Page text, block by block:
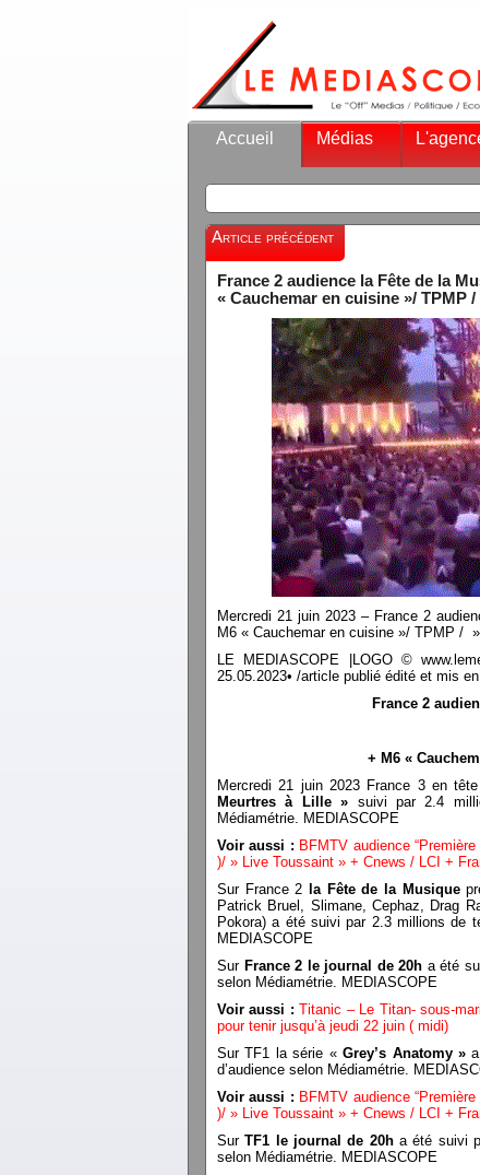
Accueil Médias
Article précédent
France 2 audience la Fête de la
« Cauchemar en cuisine »/ TPMP
Mercredi 21 juin 2023 – France 2
M6 « Cauchemar en cuisine »/ TPMP /
LE MEDIASCOPE |LOGO ©
25.05.2023• /article publié édité et mis
France 2
+ M6 «
Mercredi 21 juin 2023 France 3 en
Meurtres à Lille » suivi par 2.4
Médiamétrie. MEDIASCOPE
Voir aussi : BFMTV audience
)/ » Live Toussaint » + Cnews / LCI +
Sur France 2
la Fête de la Musique
Patrick Bruel, Slimane, Cephaz, Drag
Pokora) a été suivi par 2.3 millions de
MEDIASCOPE
Sur France 2 le journal de 20h a été
selon Médiamétrie. MEDIASCOPE
Voir aussi : Titanic – Le Titan- sous-
pour tenir jusqu’à jeudi 22 juin ( midi)
Sur TF1 la série «Grey’s Anatomy »a
d’audience selon Médiamétrie.
Voir aussi : BFMTV audience
)/ » Live Toussaint » + Cnews / LCI +
SurTF1 le journal de 20ha été suivi
selon Médiamétrie. MEDIASCOPE